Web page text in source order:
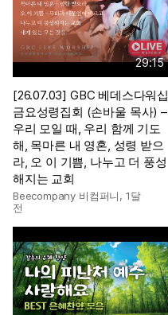
29:15
[26.07.03] GBC 베데스다워십
금요성령집회 (손바울 목사) –
우리 모일 때, 우리 함께 기도
해, 목마른 내 영혼, 성령 받으
라, 오 이 기쁨, 나누고 더 풍성
해지는 교회
Beecompany 비컴퍼니, 1달
전